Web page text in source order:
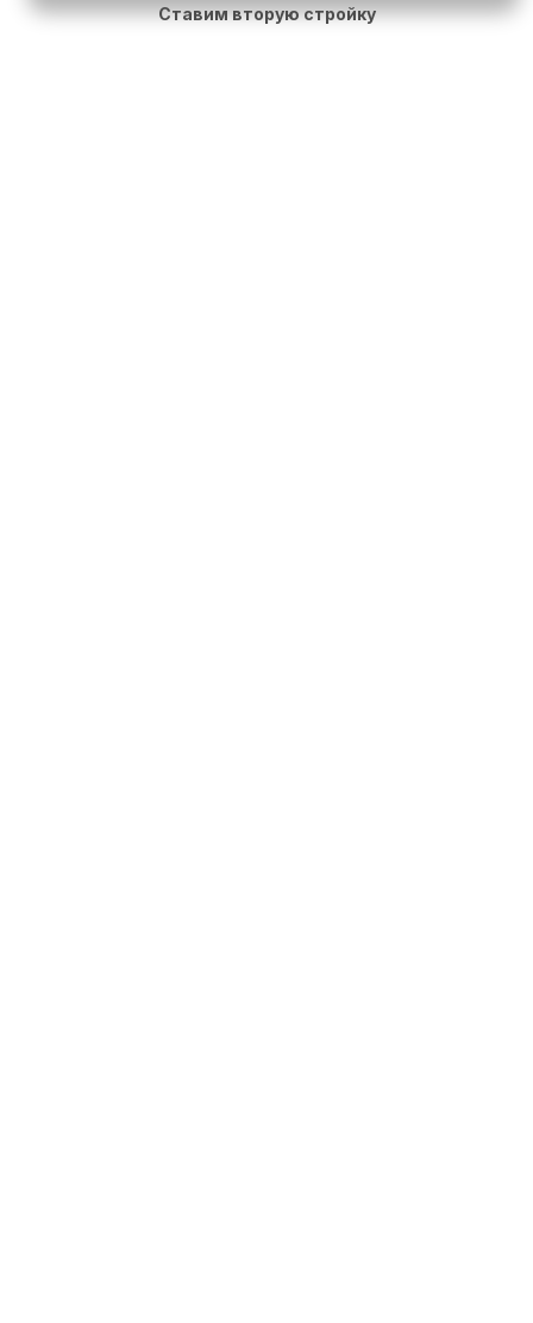
Ставим вторую стройку